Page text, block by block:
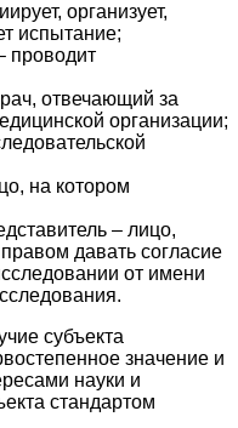
организует,
испытание;
проводит
отвечающий за
организации;
на котором
– лицо,
давать согласие
от имени
субъекта
значение и
науки и
стандартом